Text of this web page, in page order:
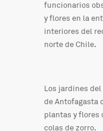
funcionarios
y flores en la
interiores del
norte de Chile.
Los jardines
de Antofagasta
plantas y flores
colas de zorro.